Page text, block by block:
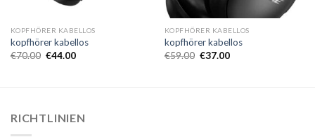
KOPFHÖRER KABELLOS
kopfhörer kabellos
€70.00 €44.00
KOPFHÖRER KABELLOS
kopfhörer kabellos
€59.00 €37.00
RICHTLINIEN